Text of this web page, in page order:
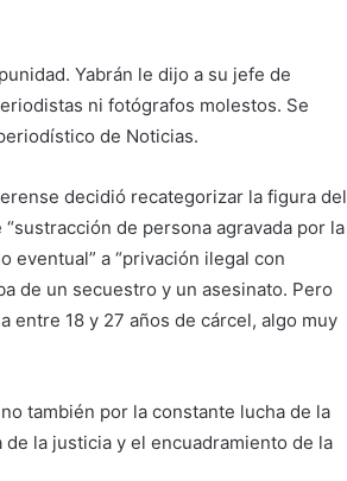
Yabrán le dijo a su jefe de
ni fotógrafos molestos. Se
de Noticias.
decidió recategorizar la figura del
de persona agravada por la
eventual” a “privación ilegal con
de un secuestro y un asesinato. Pero
entre 18 y 27 años de cárcel, algo muy
también por la constante lucha de la
la justicia y el encuadramiento de la